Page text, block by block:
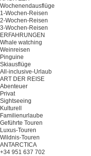
Wochenendausflüge
1-Wochen-Reisen
2-Wochen-Reisen
3-Wochen-Reisen
ERFAHRUNGEN
Whale watching
Weinreisen
Pinguine
Skiausflüge
All-inclusive-Urlaub
ART DER REISE
Abenteuer
Privat
Sightseeing
Kulturell
Familienurlaube
Geführte Touren
Luxus-Touren
Wildnis-Touren
ANTARCTICA
+34 951 637 702